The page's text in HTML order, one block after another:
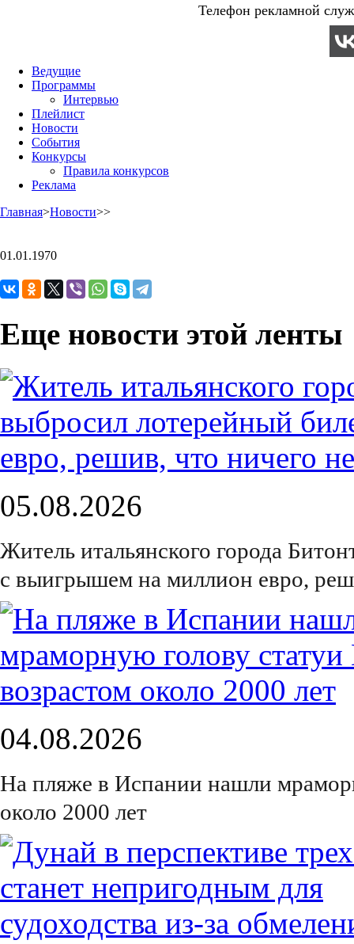
Телефон рекламной
Ведущие
Программы
Интервью
Плейлист
Новости
События
Конкурсы
Правила конкурсов
Реклама
Главная>Новости>>
01.01.1970
Еще новости этой ленты
05.08.2026
Житель итальянского города
с выигрышем на миллион евро,
04.08.2026
На пляже в Испании нашли
около 2000 лет